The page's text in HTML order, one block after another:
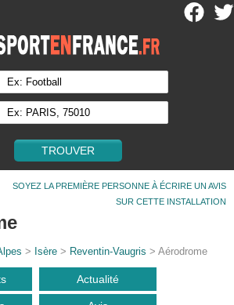
SOYEZ LA PREMIÈRE PERSONNE À ÉCRIRE UN AVIS
SUR CETTE INSTALLATION
> Isère > Reventin-Vaugris > Aérodrome
Actualité